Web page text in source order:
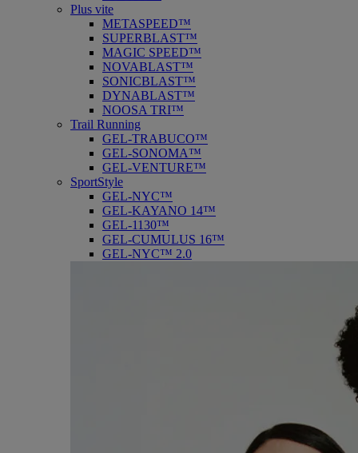
Plus vite
METASPEED™
SUPERBLAST™
MAGIC SPEED™
NOVABLAST™
SONICBLAST™
DYNABLAST™
NOOSA TRI™
Trail Running
GEL-TRABUCO™
GEL-SONOMA™
GEL-VENTURE™
SportStyle
GEL-NYC™
GEL-KAYANO 14™
GEL-1130™
GEL-CUMULUS 16™
GEL-NYC™ 2.0